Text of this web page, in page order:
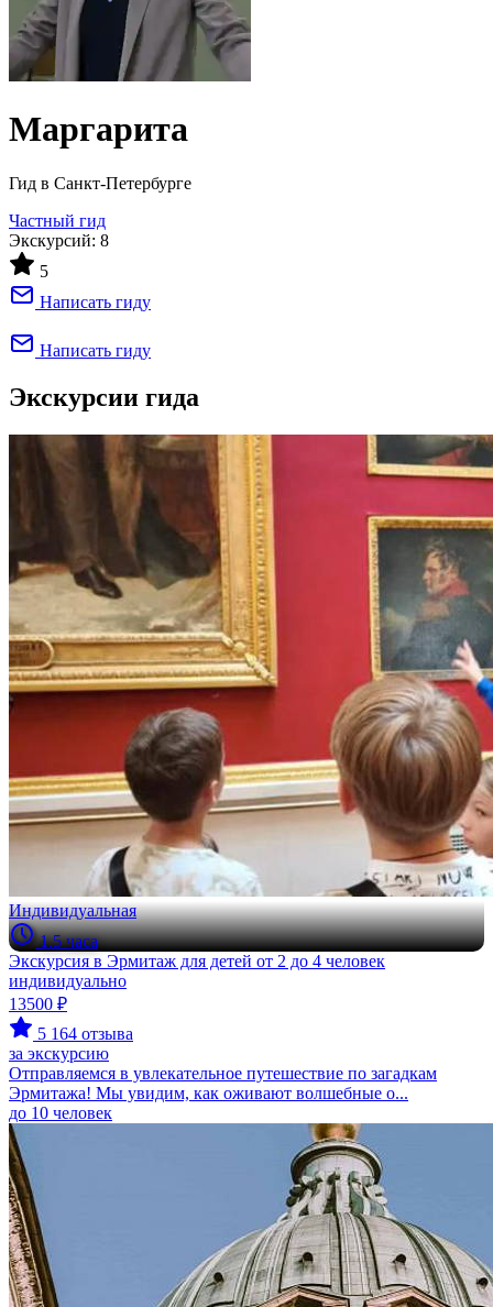
Маргарита
Гид в Санкт-Петербурге
Частный гид
Экскурсий: 8
5
Написать гиду
Написать гиду
Экскурсии гида
Индивидуальная
1.5 часа
Экскурсия в Эрмитаж для детей от 2 до 4 человек
индивидуально
13500 ₽
5 164 отзыва
за экскурсию
Отправляемся в увлекательное путешествие по загадкам
Эрмитажа! Мы увидим, как оживают волшебные о...
до 10 человек